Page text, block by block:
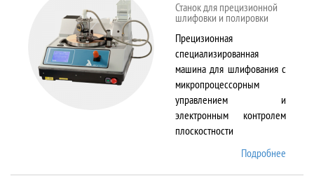
Станок для прецизионной
шлифовки и полировки
Прецизионная
специализированная
машина для шлифования с
микропроцессорным
управлением и
электронным контролем
плоскостности
Подробнее